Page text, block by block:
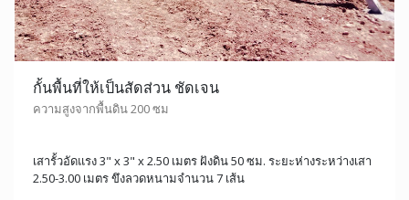
กั้นพื้นที่ให้เป็นสัดส่วน ชัดเจน
ความสูงจากพื้นดิน 200 ซม
เสารั้วอัดแรง 3" x 3" x 2.50 เมตร ฝังดิน 50 ซม. ระยะห่างระหว่างเสา
2.50-3.00 เมตร ขึงลวดหนามจำนวน 7 เส้น